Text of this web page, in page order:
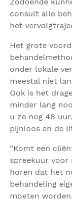
consult alle
het
Het grote
onder lokale
meestal niet
Ook is het
minder lang
u ze nog 48
pijnloos en de
“Komt een
spreekuur voor
horen dat het
behandeling
moeten